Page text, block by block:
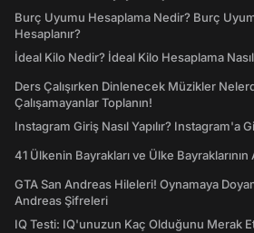
Burç Uyumu Hesaplama Nedir? Burç
Hesaplanır?
İdeal Kilo Nedir? İdeal Kilo Hesaplama Nasıl
Ders Çalışırken Dinlenecek Müzikler
Çalışamayanlar Toplanın!
Instagram Giriş Nasıl Yapılır? Instagram'a
41 Ülkenin Bayrakları ve Ülke Bayraklarının
GTA San Andreas Hileleri! Oynamaya
Andreas Şifreleri
IQ Testi: IQ'unuzun Kaç Olduğunu Merak